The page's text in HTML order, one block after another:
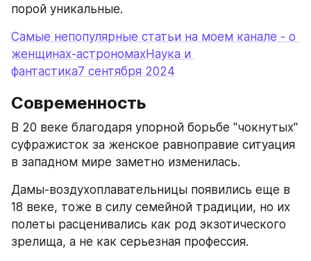
порой уникальные.
Самые непопулярные статьи на моем канале - о
женщинах-астрономахНаука и
фантастика7 сентября 2024
Современность
В 20 веке благодаря упорной борьбе "чокнутых"
суфражисток за женское равноправие ситуация
в западном мире заметно изменилась.
Дамы-воздухоплавательницы появились еще в
18 веке, тоже в силу семейной традиции, но их
полеты расценивались как род экзотического
зрелища, а не как серьезная профессия.